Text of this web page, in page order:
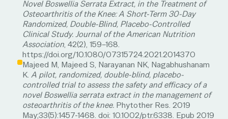
Novel Boswellia Serrata Extract, in the Treatment of
Osteoarthritis of the Knee: A Short-Term 30-Day
Randomized, Double-Blind, Placebo-Controlled
Clinical Study. Journal of the American Nutrition
Association, 42(2), 159–168.
https://doi.org/10.1080/07315724.2021.2014370
Majeed M, Majeed S, Narayanan NK, Nagabhushanam
K. A pilot, randomized, double-blind, placebo-
controlled trial to assess the safety and efficacy of a
novel Boswellia serrata extract in the management of
osteoarthritis of the knee. Phytother Res. 2019
May;33(5):1457-1468. doi: 10.1002/ptr.6338. Epub 2019